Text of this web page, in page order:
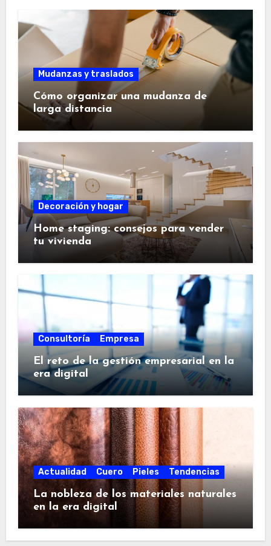
Mudanzas y traslados
Cómo organizar una mudanza de
larga distancia
Decoración y hogar
Home staging: consejos para vender
tu vivienda
Consultoría Empresa
El reto de la gestión empresarial en la
era digital
Actualidad Cuero Pieles Tendencias
La nobleza de los materiales naturales
en la era digital